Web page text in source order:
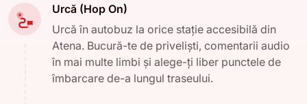
Urcă (Hop On)
Urcă în autobuz la orice stație accesibilă din
Atena. Bucură-te de priveliști, comentarii audio
în mai multe limbi și alege-ți liber punctele de
îmbarcare de-a lungul traseului.